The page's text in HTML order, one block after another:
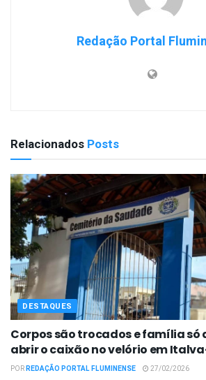
Redação Portal
Relacionados Posts
DESTAQUES
Corpos são trocados e família só
abrir o caixão no velório em
PORREDAÇÃO PORTAL FLUMINENSE 27/02/2026